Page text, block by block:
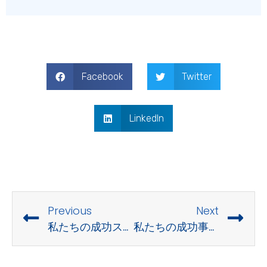
Facebook Twitter
LinkedIn
Previous
私たちの成功ストーリー – 革新的なプラットフォームで教育を変革する
Next
私たちの成功事例 – デジタルトランスフォーメーション